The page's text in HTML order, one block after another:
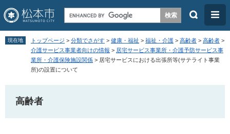
ペ
メ
検
メ
ニ
ュ
ー
現在地 トップページ > 分類でさがす > 健康・福祉 > 福祉・介護 > 高齢者 > 高齢者 >
介護サービス事業者向けの情報 > 居宅サービス事業所・介護予防サービス事
業所・介護保険施設関係 > 居宅サービスにおける出張所等(サテライト事業
所)の設置について
高齢者